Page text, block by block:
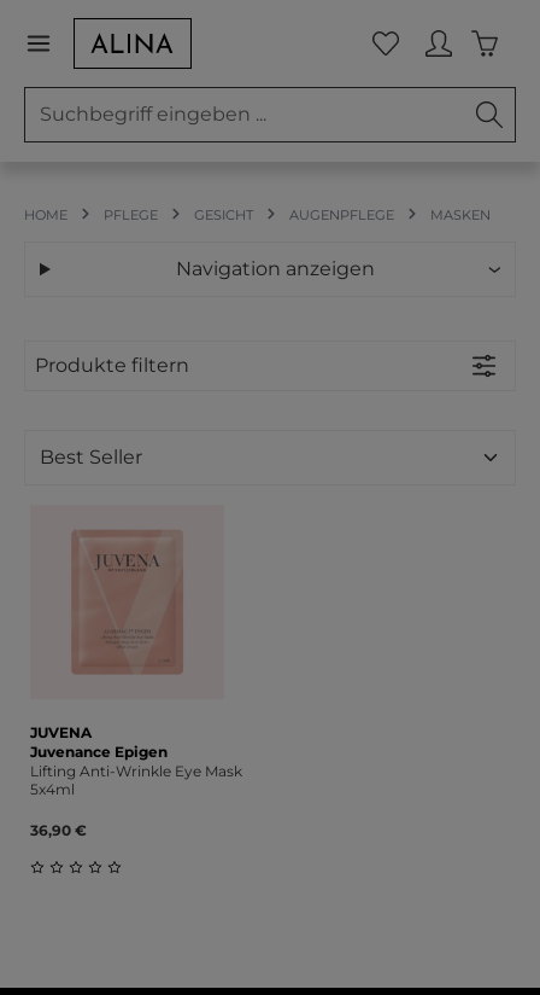
Zum Hauptinhalt springen Du hast 0
HOME PFLEGE GESICHT AUGENPFLEGE MASKEN
Navigation anzeigen
Produkte filtern
JUVENA
Juvenance Epigen
Lifting Anti-Wrinkle Eye Mask
5x4ml
36,90 €